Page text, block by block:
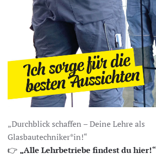
„Durchblick schaffen – Deine Lehre als
Glasbautechniker*in!“
👉 „Alle Lehrbetriebe findest du hier!“